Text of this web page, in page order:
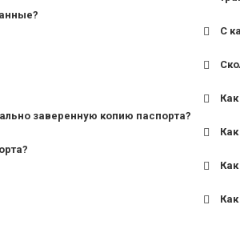
заверенную копию паспорта?
С